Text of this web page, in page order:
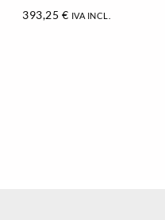
393,25 € IVA INCL.